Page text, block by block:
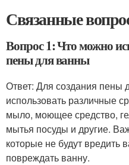
Связанные
Вопрос 1: Что можно
пены для ванны
Ответ: Для создания
использовать различные
мыло, моющее средство,
мытья посуды и другие.
которые не будут вредить
повреждать ванну.